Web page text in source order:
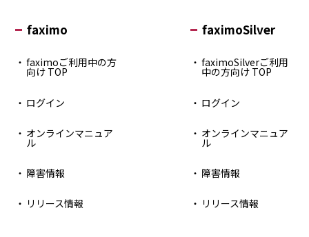
faximo
faximoご利用中の方
向け TOP
ログイン
オンラインマニュア
ル
障害情報
リリース情報
faximoSilver
faximoSilverご利用
中の方向け TOP
ログイン
オンラインマニュア
ル
障害情報
リリース情報